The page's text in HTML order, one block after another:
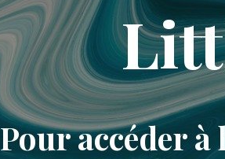
Pour accéder